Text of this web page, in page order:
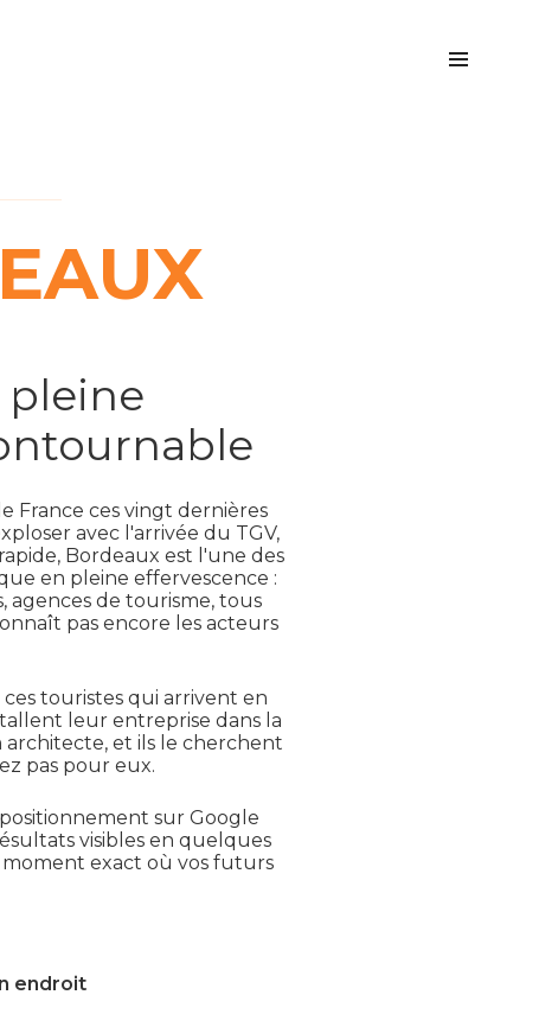
pleine
France ces vingt dernières
avec l'arrivée du TGV,
Bordeaux est l'une des
en pleine effervescence :
agences de tourisme, tous
pas encore les acteurs
touristes qui arrivent en
leur entreprise dans la
et ils le cherchent
pas pour eux.
sur Google
visibles en quelques
exact où vos futurs
endroit